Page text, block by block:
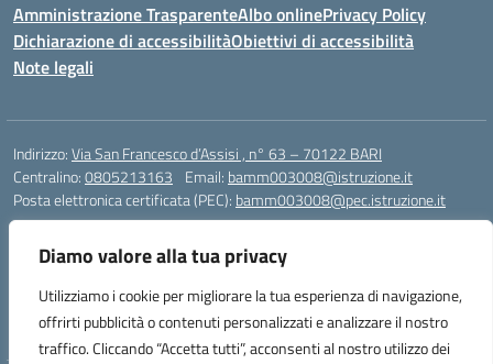
Diamo valore alla tua privacy
Utilizziamo i cookie per migliorare la tua esperienza di navigazione,
offrirti pubblicità o contenuti personalizzati e analizzare il nostro
traffico. Cliccando “Accetta tutti”, acconsenti al nostro utilizzo dei
Amministrazione TrasparenteAlbo onlinePrivacy Policy
Dichiarazione di accessibilitàObiettivi di accessibilità
Note legali
Indirizzo:Via San Francesco d’Assisi , n° 63 – 70122 BARI
Centralino:0805213163 Email: bamm003008@istruzione.it
Posta elettronica certificata (PEC): bamm003008@pec.istruzione.it
Codice meccanografico:BAMM003008
Codice Indice delle Pubbliche Amministrazioni (IPA): istsc_bamm003008
Codice unico di fatturazione (CUF): UFZ1FY